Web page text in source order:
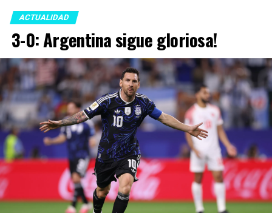
ACTUALIDAD
3-0: Argentina sigue gloriosa!